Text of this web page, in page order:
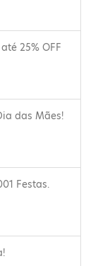
25% OFF
das Mães!
Festas.